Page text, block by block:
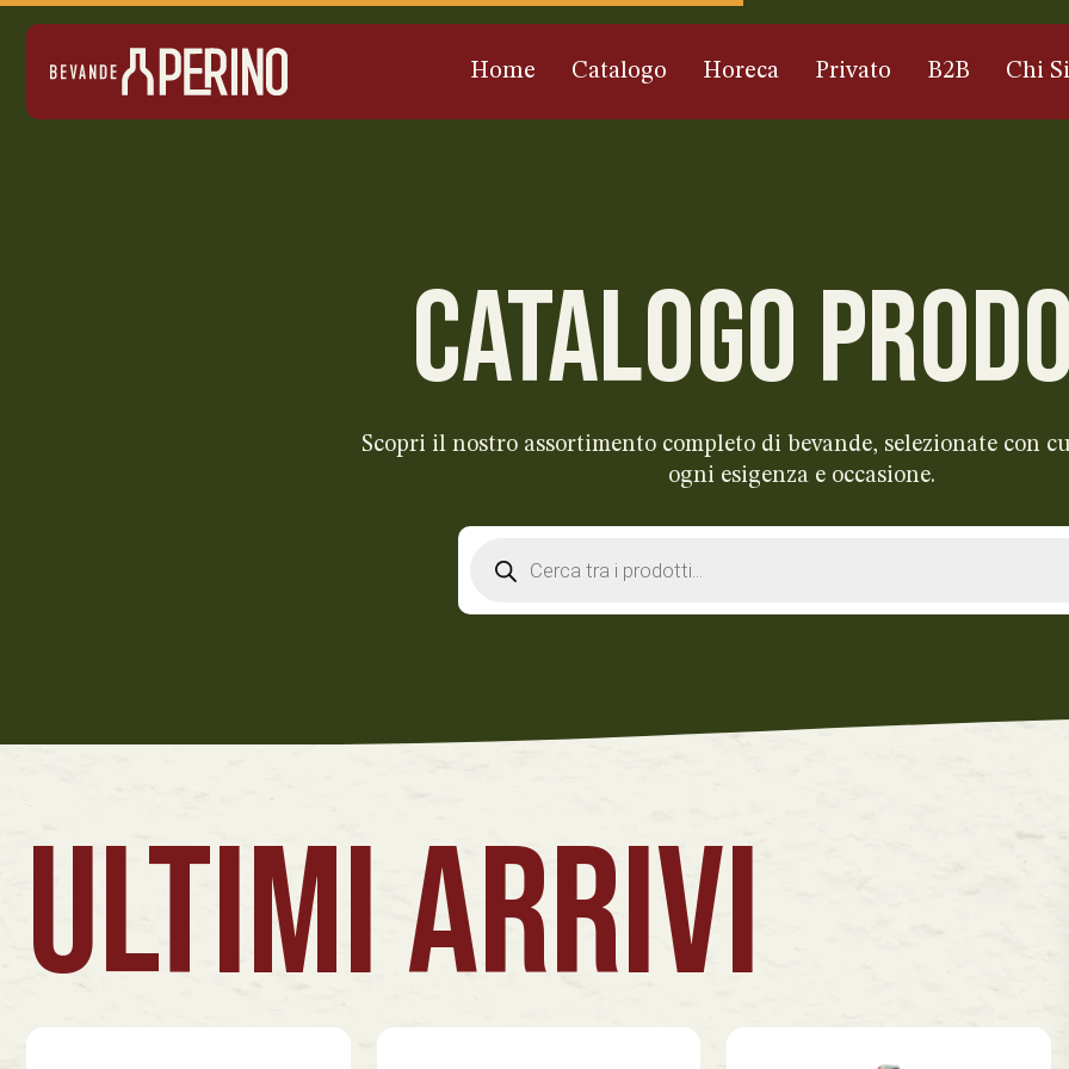
Home Catalogo Horeca Privato B2B Chi
CATALOGO
Scopri il nostro assortimento completo di bevande, selezionate con
ogni esigenza e occasione.
search
ULTIMI ARRIVI